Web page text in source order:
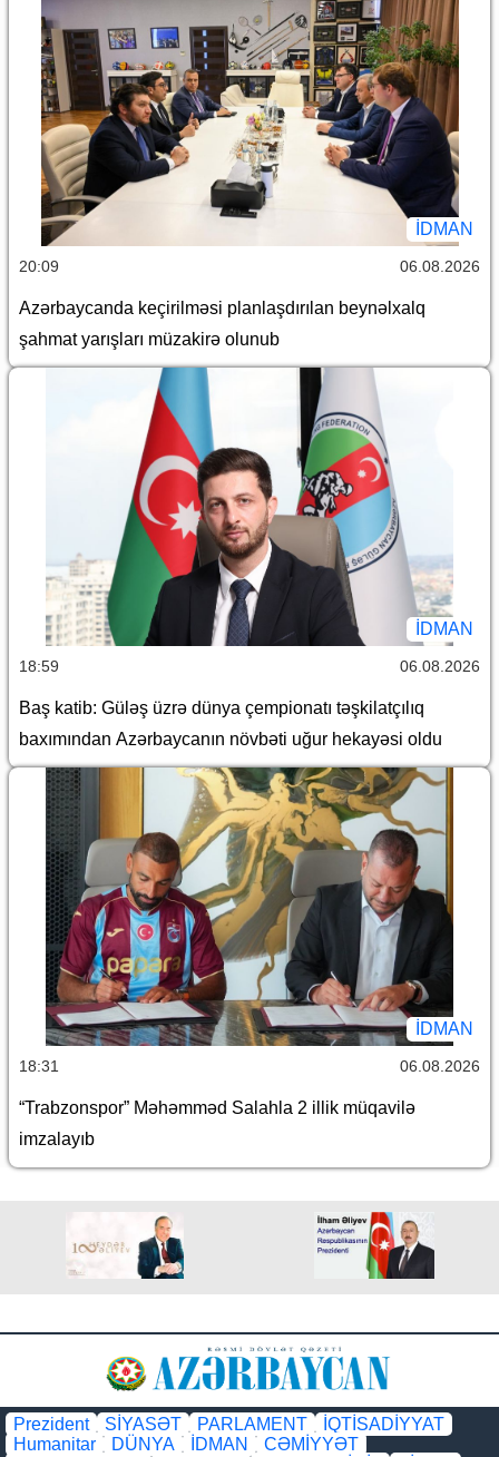
İDMAN
20:09 06.08.2026
Azərbaycanda keçirilməsi planlaşdırılan beynəlxalq
şahmat yarışları müzakirə olunub
İDMAN
18:59 06.08.2026
Baş katib: Güləş üzrə dünya çempionatı təşkilatçılıq
baxımından Azərbaycanın növbəti uğur hekayəsi oldu
İDMAN
18:31 06.08.2026
“Trabzonspor” Məhəmməd Salahla 2 illik müqavilə
imzalayıb
Prezident SİYASƏT PARLAMENT
İQTİSADİYYAT
Humanitar
DÜNYA İDMAN
CƏMİYYƏT